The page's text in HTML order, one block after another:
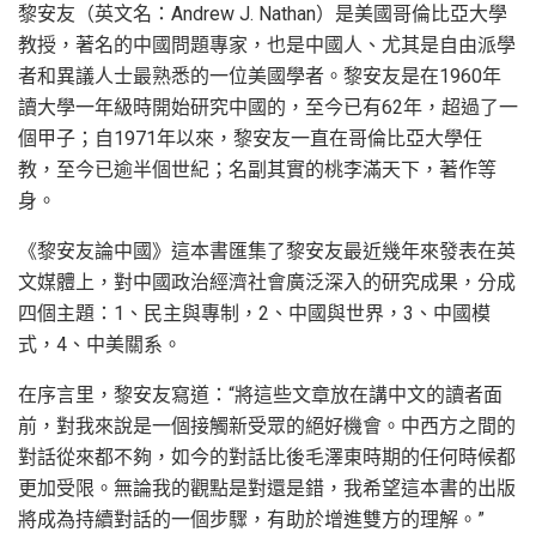
黎安友（英文名：Andrew J. Nathan）是美國哥倫比亞大學
教授，著名的中國問題專家，也是中國人、尤其是自由派學
者和異議人士最熟悉的一位美國學者。黎安友是在1960年
讀大學一年級時開始研究中國的，至今已有62年，超過了一
個甲子；自1971年以來，黎安友一直在哥倫比亞大學任
教，至今已逾半個世紀；名副其實的桃李滿天下，著作等
身。
《黎安友論中國》這本書匯集了黎安友最近幾年來發表在英
文媒體上，對中國政治經濟社會廣泛深入的研究成果，分成
四個主題：1、民主與專制，2、中國與世界，3、中國模
式，4、中美關系。
在序言里，黎安友寫道：“將這些文章放在講中文的讀者面
前，對我來說是一個接觸新受眾的絕好機會。中西方之間的
對話從來都不夠，如今的對話比後毛澤東時期的任何時候都
更加受限。無論我的觀點是對還是錯，我希望這本書的出版
將成為持續對話的一個步驟，有助於增進雙方的理解。”